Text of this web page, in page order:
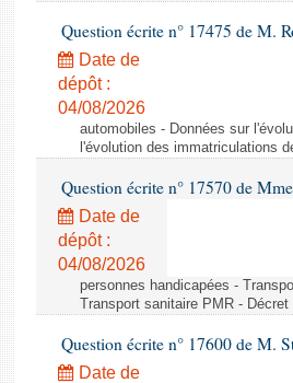
Question écrite n° 17475 de M.
Date de
dépôt :
04/08/2026
automobiles - Données sur
l'évolution des immatriculations
Question écrite n° 17570 de
Date de
dépôt :
04/08/2026
personnes handicapées -
Transport sanitaire PMR -
Question écrite n° 17600 de M.
Date de